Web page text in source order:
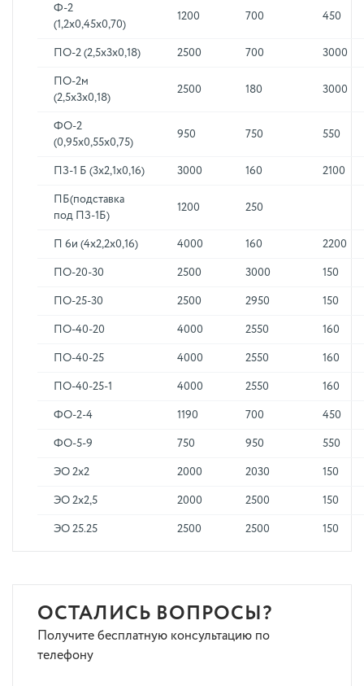
Ф-2
(1,2х0,45х0,70)
1200 700 450
ПО-2 (2,5х3х0,18) 2500 700 3000
ПО-2м
(2,5х3х0,18)
2500 180 3000
ФО-2
(0,95х0,55х0,75)
950 750 550
ПЗ-1 Б (3х2,1х0,16) 3000 160 2100
ПБ(подставка
под ПЗ-1Б)
1200 250
П 6и (4х2,2х0,16) 4000 160 2200
ПО-20-30 2500 3000 150
ПО-25-30 2500 2950 150
ПО-40-20 4000 2550 160
ПО-40-25 4000 2550 160
ПО-40-25-1 4000 2550 160
ФО-2-4 1190 700 450
ФО-5-9 750 950 550
ЭО 2х2 2000 2030 150
ЭО 2х2,5 2000 2500 150
ЭО 25.25 2500 2500 150
ОСТАЛИСЬ ВОПРОСЫ?
Получите бесплатную консультацию по
телефону